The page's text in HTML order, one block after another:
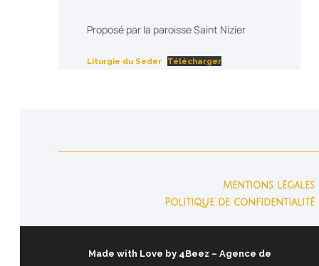
Proposé par la paroisse Saint Nizier
Liturgie du Seder Télécharger
Mentions légales
Politique de confidentialité
Made with Love by 4Beez – Agence de